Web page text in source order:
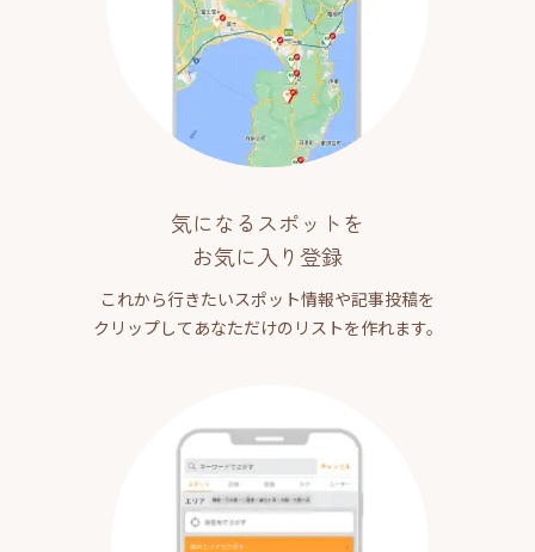
気になるスポットを
お気に入り登録
これから行きたいスポット情報や記事投稿を
クリップしてあなただけのリストを作れます。